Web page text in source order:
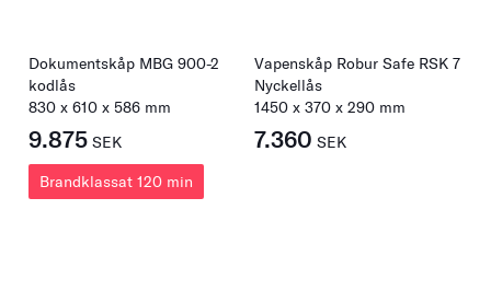
Dokumentskåp MBG 900-2
kodlås
830 x 610 x 586 mm
9.875 SEK
Brandklassat 120 min
Vapenskåp Robur Safe RSK 7
Nyckellås
1450 x 370 x 290 mm
7.360 SEK